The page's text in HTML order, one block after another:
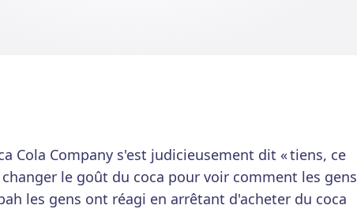
Cola Company s'est judicieusement dit « tiens, ce
le goût du coca pour voir comment les gens
les gens ont réagi en arrêtant d'acheter du coca